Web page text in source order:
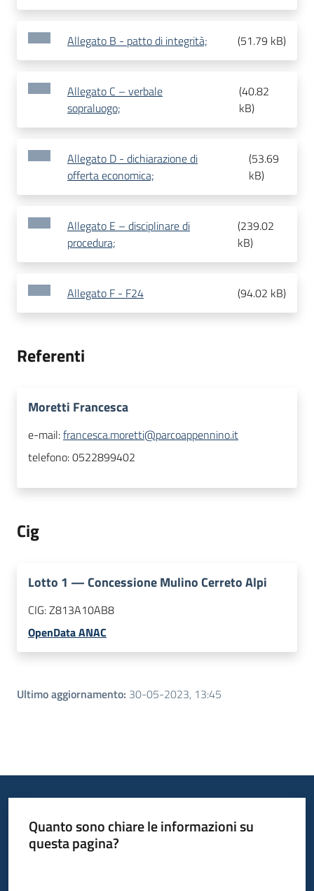
Allegato B - patto di integrità; (51.79 kB)
Allegato C – verbale
sopraluogo;
(40.82
kB)
Allegato D - dichiarazione di
offerta economica;
(53.69
kB)
Allegato E – disciplinare di
procedura;
(239.02
kB)
Allegato F - F24 (94.02 kB)
Referenti
Moretti Francesca
e-mail:francesca.moretti@parcoappennino.it
telefono:0522899402
Cig
Lotto 1 —Concessione Mulino Cerreto Alpi
CIG:Z813A10AB8
OpenData ANAC
Ultimo aggiornamento: 30-05-2023, 13:45
Quanto sono chiare le informazioni su
questa pagina?